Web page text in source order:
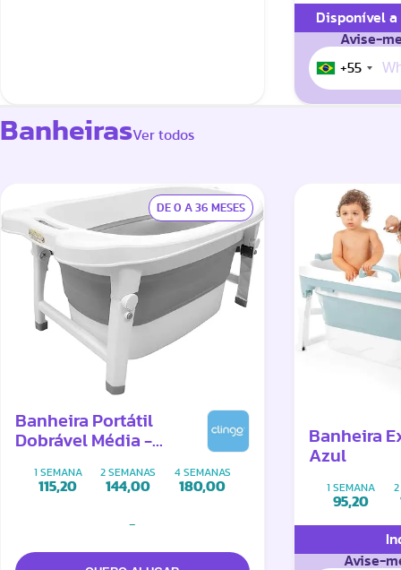
Disponível
Avise-
+55
BanheirasVer todos
DE 0 A 36 MESES
Banheira Portátil
Dobrável Média -
1 SEMANA
115,20
2 SEMANAS
144,00
4 SEMANAS
180,00
-
Banheira
Azul
1 SEMANA
95,20
2
Avise-